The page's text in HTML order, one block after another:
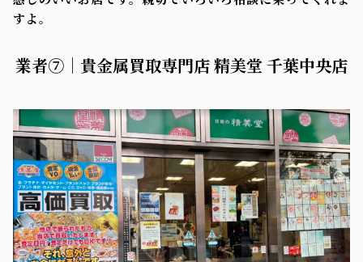
すよ。
業者⑦｜貴金属買取専門店 精美堂 千葉中央店